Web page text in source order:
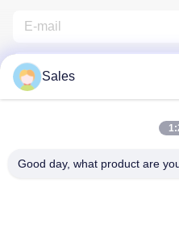
Neem Contact Met Ons Op
Sales
Good day, what product are